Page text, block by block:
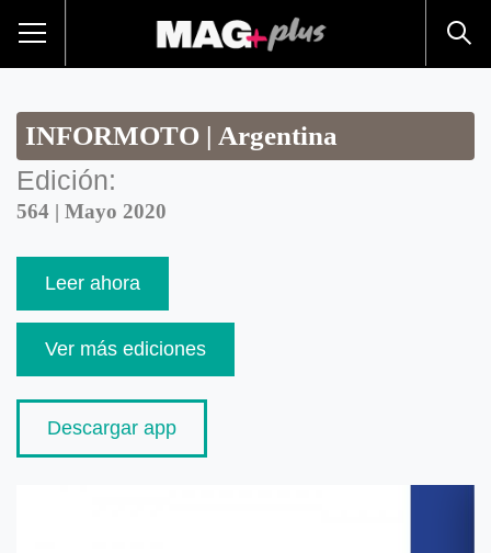
INFORMOTO | Argentina
Edición:
564 | Mayo 2020
Leer ahora
Ver más ediciones
Descargar app